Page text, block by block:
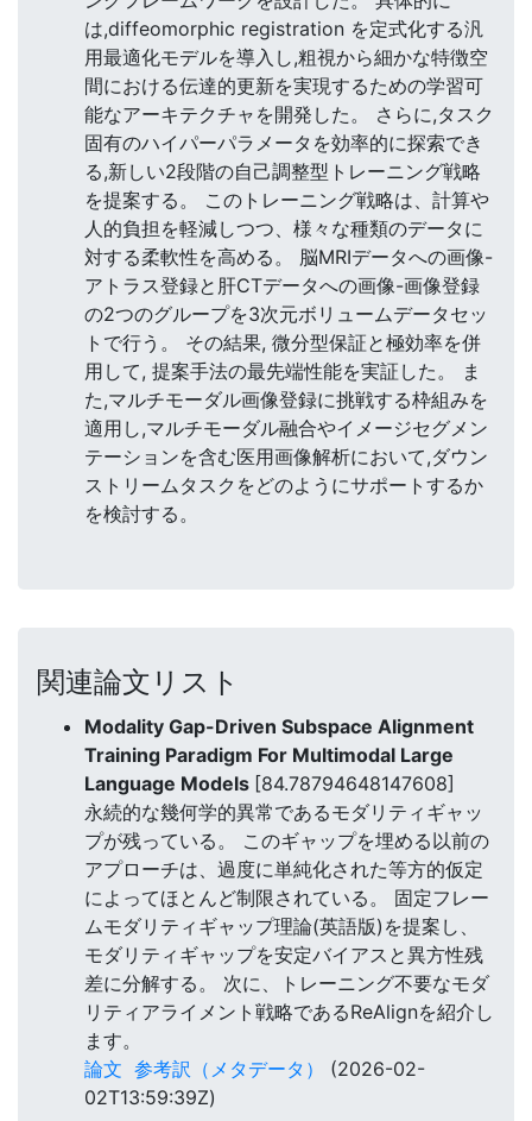
は,diffeomorphic registration を定式化する汎
用最適化モデルを導入し,粗視から細かな特徴空
間における伝達的更新を実現するための学習可
能なアーキテクチャを開発した。 さらに,タスク
固有のハイパーパラメータを効率的に探索でき
る,新しい2段階の自己調整型トレーニング戦略
を提案する。 このトレーニング戦略は、計算や
人的負担を軽減しつつ、様々な種類のデータに
対する柔軟性を高める。 脳MRIデータへの画像-
アトラス登録と肝CTデータへの画像-画像登録
の2つのグループを3次元ボリュームデータセッ
トで行う。 その結果, 微分型保証と極効率を併
用して, 提案手法の最先端性能を実証した。 ま
た,マルチモーダル画像登録に挑戦する枠組みを
適用し,マルチモーダル融合やイメージセグメン
テーションを含む医用画像解析において,ダウン
ストリームタスクをどのようにサポートするか
を検討する。
関連論文リスト
Modality Gap-Driven Subspace Alignment
Training Paradigm For Multimodal Large
Language Models [84.78794648147608]
永続的な幾何学的異常であるモダリティギャッ
プが残っている。 このギャップを埋める以前の
アプローチは、過度に単純化された等方的仮定
によってほとんど制限されている。 固定フレー
ムモダリティギャップ理論(英語版)を提案し、
モダリティギャップを安定バイアスと異方性残
差に分解する。 次に、トレーニング不要なモダ
リティアライメント戦略であるReAlignを紹介し
ます。
論文 参考訳（メタデータ）
(2026-02-
02T13:59:39Z)